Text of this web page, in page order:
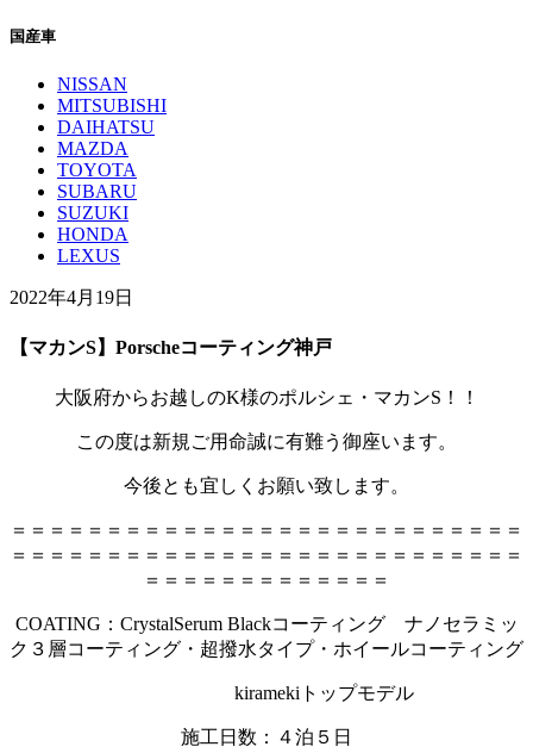
国産車
NISSAN
MITSUBISHI
DAIHATSU
MAZDA
TOYOTA
SUBARU
SUZUKI
HONDA
LEXUS
2022年4月19日
【マカンS】Porscheコーティング神戸
大阪府からお越しのK様のポルシェ・マカンS！！
この度は新規ご用命誠に有難う御座います。
今後とも宜しくお願い致します。
＝＝＝＝＝＝＝＝＝＝＝＝＝＝＝＝＝＝＝＝＝＝＝＝＝＝＝
＝＝＝＝＝＝＝＝＝＝＝＝＝＝＝＝＝＝＝＝＝＝＝＝＝＝＝
＝＝＝＝＝＝＝＝＝＝＝＝＝
COATING：CrystalSerum Blackコーティング ナノセラミッ
ク３層コーティング・超撥水タイプ・ホイールコーティング
kiramekiトップモデル
施工日数：４泊５日